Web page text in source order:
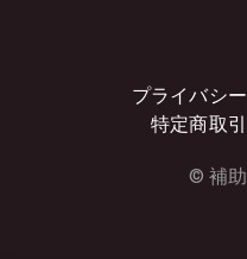
プライバシ
特定商取
© 補